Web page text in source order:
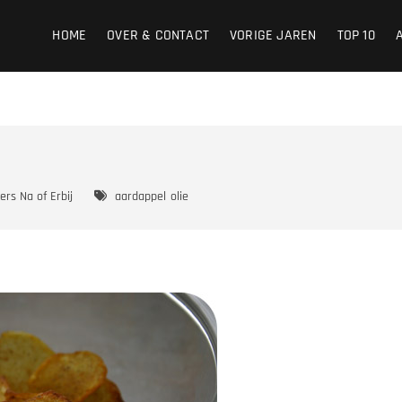
HOME OVER & CONTACT VORIGE JAREN TOP 10
Na of Erbij aardappel olie